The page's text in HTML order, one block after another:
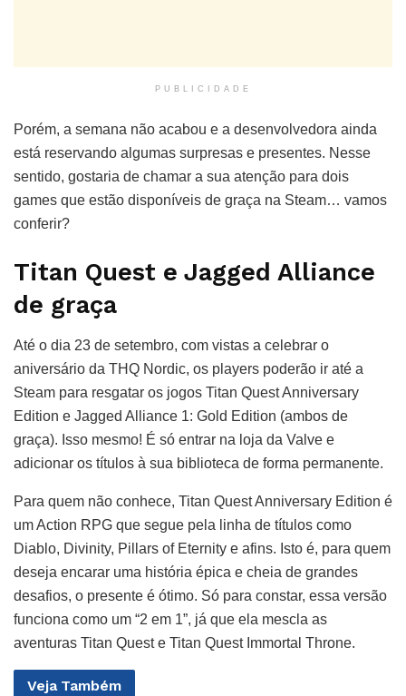
PUBLICIDADE
Porém, a semana não acabou e a desenvolvedora ainda
está reservando algumas surpresas e presentes. Nesse
sentido, gostaria de chamar a sua atenção para dois
games que estão disponíveis de graça na Steam… vamos
conferir?
Titan Quest e Jagged Alliance
de graça
Até o dia 23 de setembro, com vistas a celebrar o
aniversário da THQ Nordic, os players poderão ir até a
Steam para resgatar os jogos Titan Quest Anniversary
Edition e Jagged Alliance 1: Gold Edition (ambos de
graça). Isso mesmo! É só entrar na loja da Valve e
adicionar os títulos à sua biblioteca de forma permanente.
Para quem não conhece, Titan Quest Anniversary Edition é
um Action RPG que segue pela linha de títulos como
Diablo, Divinity, Pillars of Eternity e afins. Isto é, para quem
deseja encarar uma história épica e cheia de grandes
desafios, o presente é ótimo. Só para constar, essa versão
funciona como um “2 em 1”, já que ela mescla as
aventuras Titan Quest e Titan Quest Immortal Throne.
Veja Também